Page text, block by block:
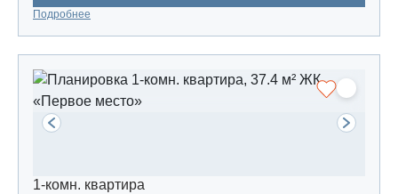
Подробнее
1-комн. квартира